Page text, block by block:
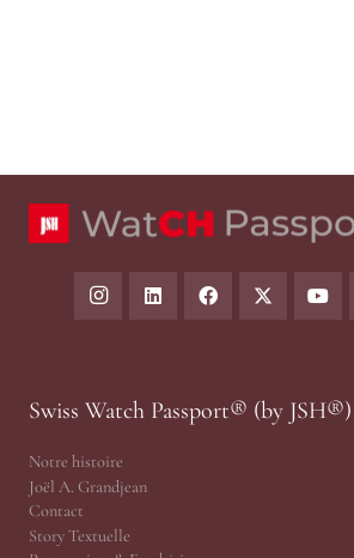
Swiss Watch Passport® (by JSH®)
Notre histoire
Joël A. Grandjean
Contact
Story Textuelle